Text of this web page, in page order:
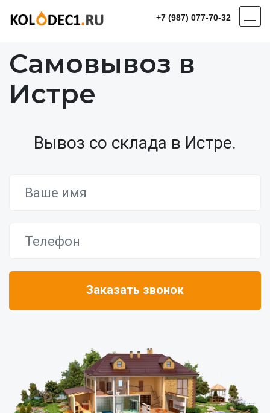
+7 (987) 077-70-32
Самовывоз в
Истре
Вывоз со склада в Истре.